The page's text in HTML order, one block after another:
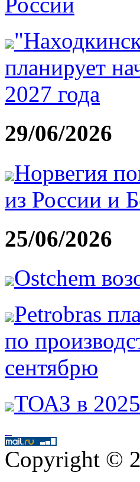
планирует
2027 года
29/06/2026
Норвегия
из России и
25/06/2026
Ostchem
Petrobras
по
сентябрю
ТОАЗ в 2025
Copyright ©